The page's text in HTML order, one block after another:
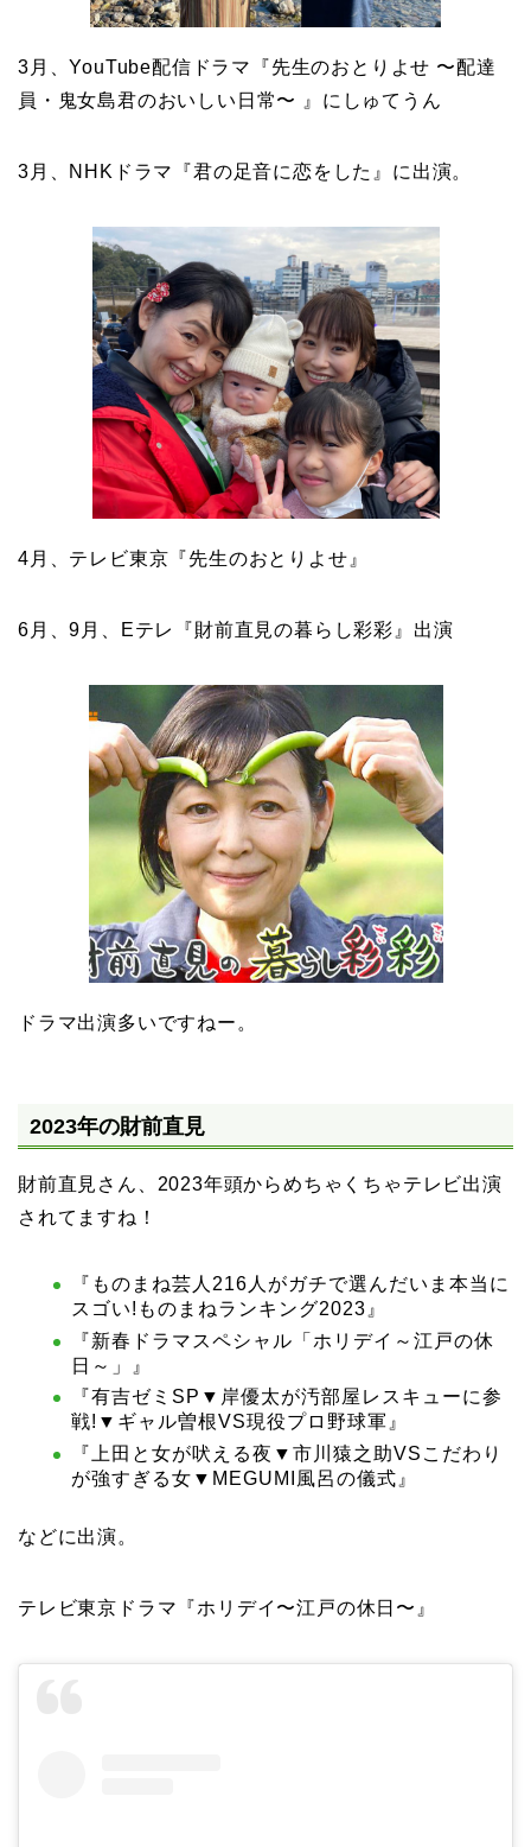
3月、YouTube配信ドラマ『先生のおとりよせ 〜配達
員・鬼女島君のおいしい日常〜 』にしゅてうん
3月、NHKドラマ『君の足音に恋をした』に出演。
4月、テレビ東京『先生のおとりよせ』
6月、9月、Eテレ『財前直見の暮らし彩彩』出演
ドラマ出演多いですねー。
2023年の財前直見
財前直見さん、2023年頭からめちゃくちゃテレビ出演
されてますね！
『ものまね芸人216人がガチで選んだいま本当に
スゴい!ものまねランキング2023』
『新春ドラマスペシャル「ホリデイ～江戸の休
日～」』
『有吉ゼミSP▼岸優太が汚部屋レスキューに参
戦!▼ギャル曽根VS現役プロ野球軍』
『上田と女が吠える夜▼市川猿之助VSこだわり
が強すぎる女▼MEGUMI風呂の儀式』
などに出演。
テレビ東京ドラマ『ホリデイ〜江戸の休日〜』